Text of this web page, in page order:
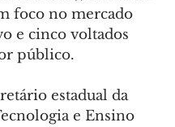
foco no mercado
e cinco voltados
público.
estadual da
e Ensino